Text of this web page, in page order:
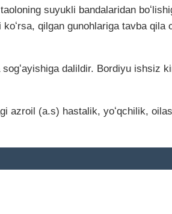
suyukli bandalaridan
qilgan gunohlariga tavba qila
dalildir. Bordiyu ishsiz
azroil (a.s) hastalik, yoʻqchilik,